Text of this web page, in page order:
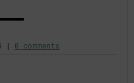
| 0 comments